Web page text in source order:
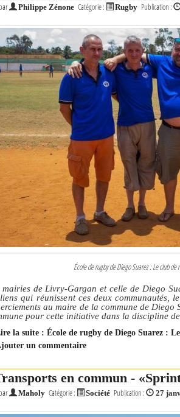
Philippe Zénone Catégorie : Rugby Publication :
École de rugby de Diego Suarez : Le club de
mairies de Livry-Gargan et celle de Diego
qui réunissent ces deux communautés,
au maire de la commune de
pour cette initiative dans la discipline
la suite : École de rugby de Diego Suarez :
un commentaire
en commun -
Maholy Catégorie : Société Publication : 27